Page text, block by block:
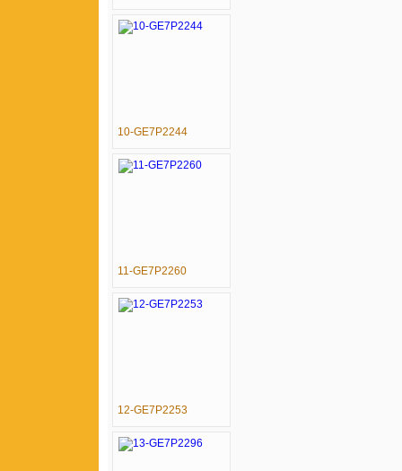
10-GE7P2244
11-GE7P2260
12-GE7P2253